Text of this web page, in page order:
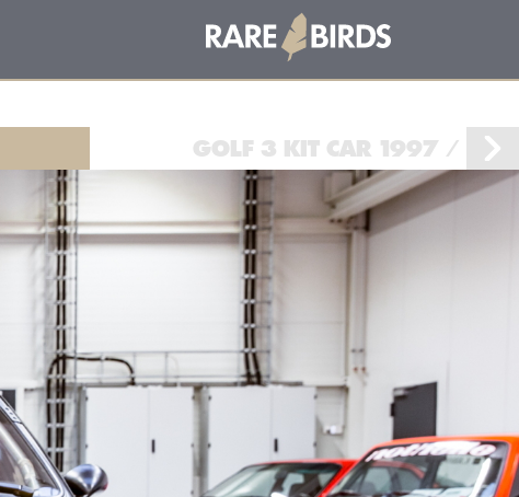
GOLF 3 KIT CAR 1997 / EX